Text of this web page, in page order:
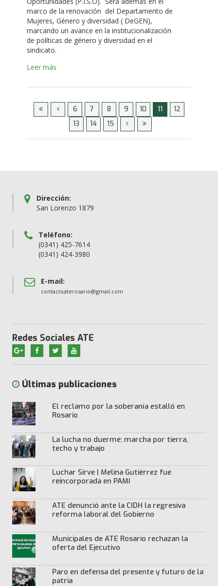
marco de la renovación del Departamento de
Mujeres, Género y diversidad ( DeGEN),
marcando un avance en la institucionalización
de políticas de género y diversidad en el
sindicato.
Leer más
6 7 8 9 10 11
12
13
14 15
Dirección:
San Lorenzo 1879
Teléfono:
(0341) 425-7614
(0341) 424-3980
E-mail:
contactoaterosario@gmail.com
Redes Sociales ATE
Últimas publicaciones
El reclamo por la soberanía estalló en
Rosario
La lucha no duerme: marcha por tierra,
techo y trabajo
Luchar Sirve | Melina Gutiérrez fue
reincorporada en PAMI
ATE denunció ante la CIDH la regresiva
reforma laboral del Gobierno
Municipales de ATE Rosario rechazan la
oferta del Ejecutivo
Paro en defensa del presente y futuro de la
patria